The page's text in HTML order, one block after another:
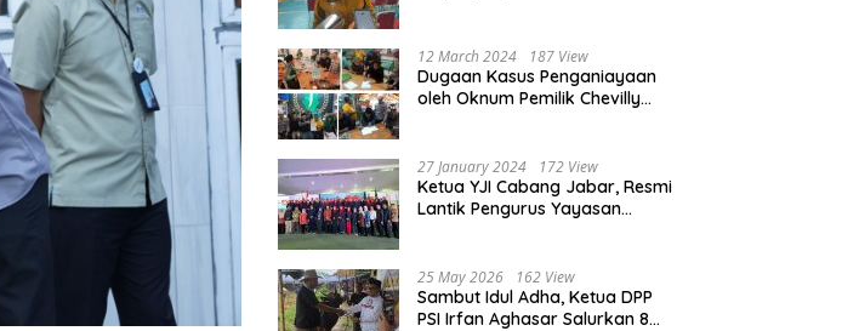
yang Besar
12 March 2024 187 View
Dugaan Kasus Penganiayaan
oleh Oknum Pemilik Chevilly
Berakhir Damai
27 January 2024 172 View
Ketua YJI Cabang Jabar, Resmi
Lantik Pengurus Yayasan
25 May 2026 162 View
Sambut Idul Adha, Ketua DPP
PSI Irfan Aghasar Salurkan 8